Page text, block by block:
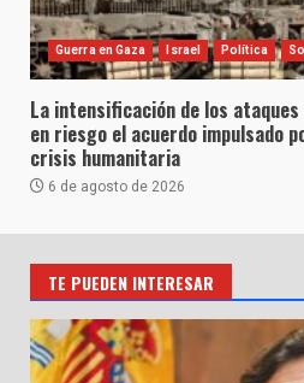
Guerra en Gaza Israel Política
La intensificación de los ataques
en riesgo el acuerdo impulsado
crisis humanitaria
6 de agosto de 2026
TE PUEDEN INTERESAR